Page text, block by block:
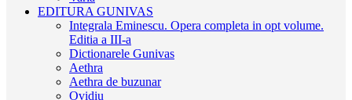
EDITURA GUNIVAS
Integrala Eminescu. Opera completa in opt volume.
Editia a III-a
Dictionarele Gunivas
Aethra
Aethra de buzunar
Ovidiu